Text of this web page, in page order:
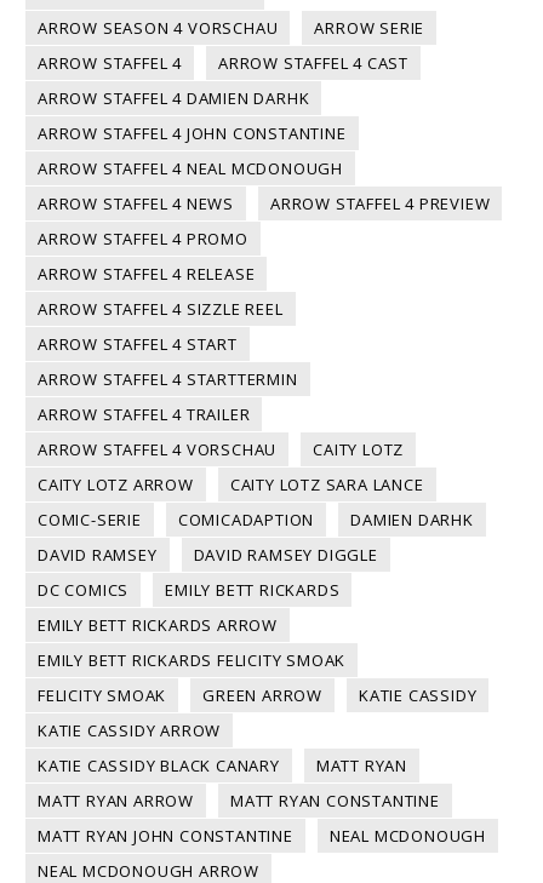
ARROW SEASON 4 VORSCHAU
ARROW SERIE
ARROW STAFFEL 4
ARROW STAFFEL 4 CAST
ARROW STAFFEL 4 DAMIEN DARHK
ARROW STAFFEL 4 JOHN CONSTANTINE
ARROW STAFFEL 4 NEAL MCDONOUGH
ARROW STAFFEL 4 NEWS
ARROW STAFFEL 4 PREVIEW
ARROW STAFFEL 4 PROMO
ARROW STAFFEL 4 RELEASE
ARROW STAFFEL 4 SIZZLE REEL
ARROW STAFFEL 4 START
ARROW STAFFEL 4 STARTTERMIN
ARROW STAFFEL 4 TRAILER
ARROW STAFFEL 4 VORSCHAU
CAITY LOTZ
CAITY LOTZ ARROW
CAITY LOTZ SARA LANCE
COMIC-SERIE
COMICADAPTION
DAMIEN DARHK
DAVID RAMSEY
DAVID RAMSEY DIGGLE
DC COMICS
EMILY BETT RICKARDS
EMILY BETT RICKARDS ARROW
EMILY BETT RICKARDS FELICITY SMOAK
FELICITY SMOAK
GREEN ARROW
KATIE CASSIDY
KATIE CASSIDY ARROW
KATIE CASSIDY BLACK CANARY
MATT RYAN
MATT RYAN ARROW
MATT RYAN CONSTANTINE
MATT RYAN JOHN CONSTANTINE
NEAL MCDONOUGH
NEAL MCDONOUGH ARROW